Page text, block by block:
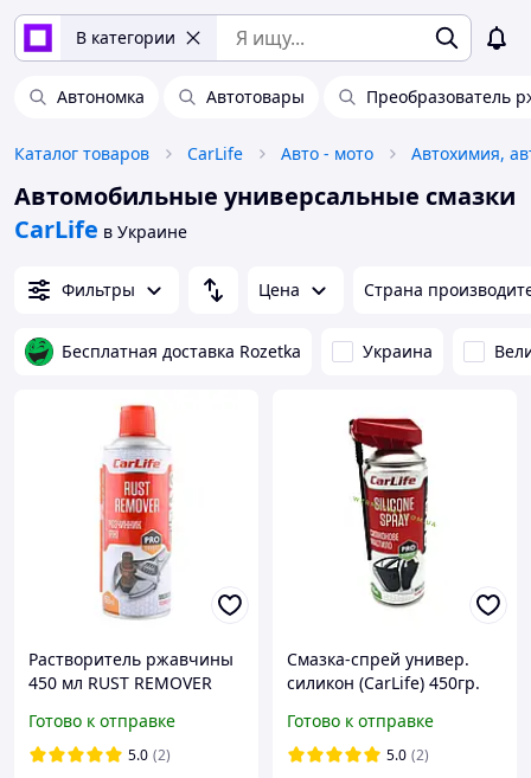
В категории
Автономка Автотовары Преобразователь
Каталог товаров CarLife Авто - мото
Автомобильные универсальные смазки
CarLife в Украине
Фильтры Цена Страна
Бесплатная доставка Rozetka Украина
Растворитель ржавчины
450 мл RUST REMOVER
Готово к отправке
5.0 (2)
Смазка-спрей универ.
силикон (CarLife) 450гр.
Готово к отправке
5.0 (2)